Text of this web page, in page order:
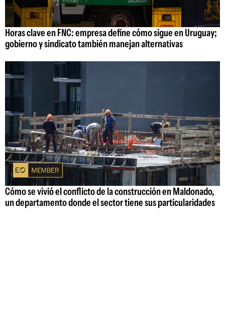
Horas clave en FNC: empresa define cómo sigue en Uruguay;
gobierno y sindicato también manejan alternativas
Cómo se vivió el conflicto de la construcción en Maldonado,
un departamento donde el sector tiene sus particularidades